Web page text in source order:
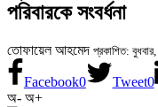
পরিবারকে সংবর্ধনা
তোফায়েল আহমেদ প্রকাশিত:
Facebook0 Tweet0
অ- অ+